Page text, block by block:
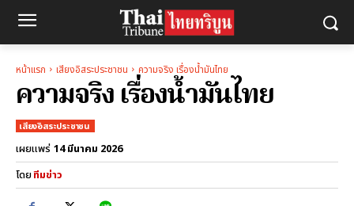
หน้าแรก เสียงอิสระประชาชน ความจริง เรื่องน้ำมันไทย
ความจริง เรื่องน้ำมันไทย
เสียงอิสระประชาชน
เผยแพร่ 14 มีนาคม 2026
โดยทีมข่าว